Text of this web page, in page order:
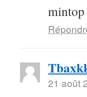
21 août